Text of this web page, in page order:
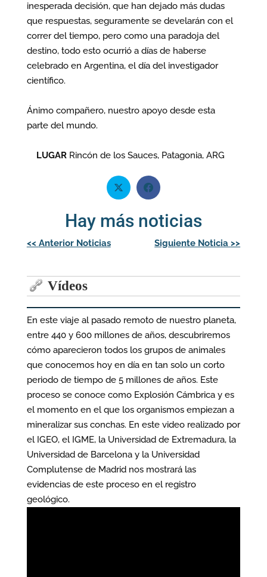
inesperada decisión, que han dejado más dudas
que respuestas, seguramente se develarán con el
correr del tiempo, pero como una paradoja del
destino, todo esto ocurrió a días de haberse
celebrado en Argentina, el día del investigador
científico.
Ánimo compañero, nuestro apoyo desde esta
parte del mundo.
LUGARRincón de los Sauces, Patagonia, ARG
Hay más noticias
Navegación
de
<< Anterior Noticias Siguiente Noticia >>
Vídeos
En este viaje al pasado remoto de nuestro planeta,
entre 440 y 600 millones de años, descubriremos
cómo aparecieron todos los grupos de animales
que conocemos hoy en día en tan solo un corto
periodo de tiempo de 5 millones de años. Este
proceso se conoce como Explosión Cámbrica y es
el momento en el que los organismos empiezan a
mineralizar sus conchas. En este video realizado por
el IGEO, el IGME, la Universidad de Extremadura, la
Universidad de Barcelona y la Universidad
Complutense de Madrid nos mostrará las
evidencias de este proceso en el registro
geológico.